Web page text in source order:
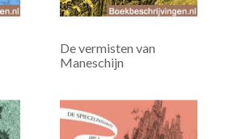
De vermisten van
Maneschijn